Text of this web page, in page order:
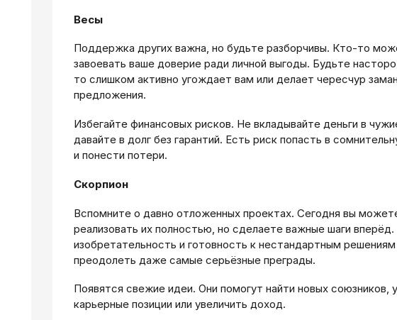
Весы
Поддержка других важна, но будьте разборчивы. Кто-то
завоевать ваше доверие ради личной выгоды. Будьте
то слишком активно угождает вам или делает чересчур
предложения.
Избегайте финансовых рисков. Не вкладывайте деньги в
давайте в долг без гарантий. Есть риск попасть в
и понести потери.
Скорпион
Вспомните о давно отложенных проектах. Сегодня вы
реализовать их полностью, но сделаете важные шаги
изобретательность и готовность к нестандартным
преодолеть даже самые серьёзные преграды.
Появятся свежие идеи. Они помогут найти новых союзников,
карьерные позиции или увеличить доход.